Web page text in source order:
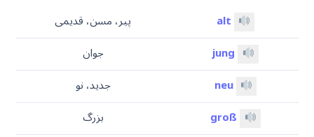
alt
پیر، مسن، قدیمی
jung
جوان
neu
جدید، نو
groß
بزرگ